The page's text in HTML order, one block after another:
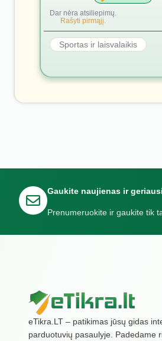
Dar nėra atsiliepimų.
Rašyti pirmąjį.
Sportas ir laisvalaikis
Gaukite naujienas ir
Prenumeruokite ir gaukite tik
eTikra.LT – patikimas jūsų gidas
parduotuvių pasaulyje. Padedame